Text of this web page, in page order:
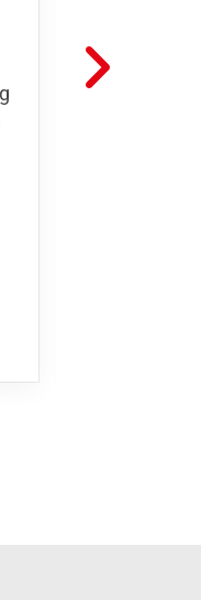
Hoffmann